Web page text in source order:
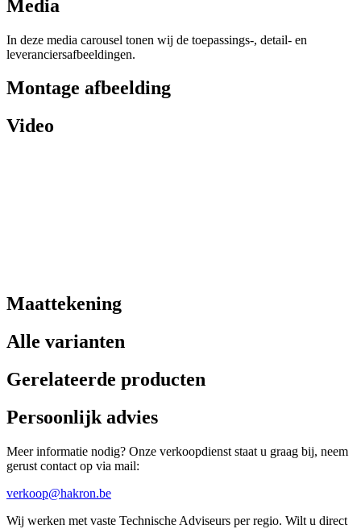
Media
In deze media carousel tonen wij de toepassings-, detail- en
leveranciersafbeeldingen.
Montage afbeelding
Video
Maattekening
Alle varianten
Gerelateerde producten
Persoonlijk advies
Meer informatie nodig? Onze verkoopdienst staat u graag bij, neem
gerust contact op via mail:
verkoop@hakron.be
Wij werken met vaste Technische Adviseurs per regio. Wilt u direct